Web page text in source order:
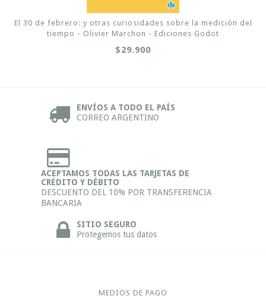
El 30 de febrero: y otras curiosidades sobre la medición del
tiempo - Olivier Marchon - Ediciones Godot
$29.900
ENVÍOS A TODO EL PAÍS
CORREO ARGENTINO
ACEPTAMOS TODAS LAS TARJETAS DE
CRÉDITO Y DÉBITO
DESCUENTO DEL 10% POR TRANSFERENCIA
BANCARIA
SITIO SEGURO
Protegemos tus datos
MEDIOS DE PAGO